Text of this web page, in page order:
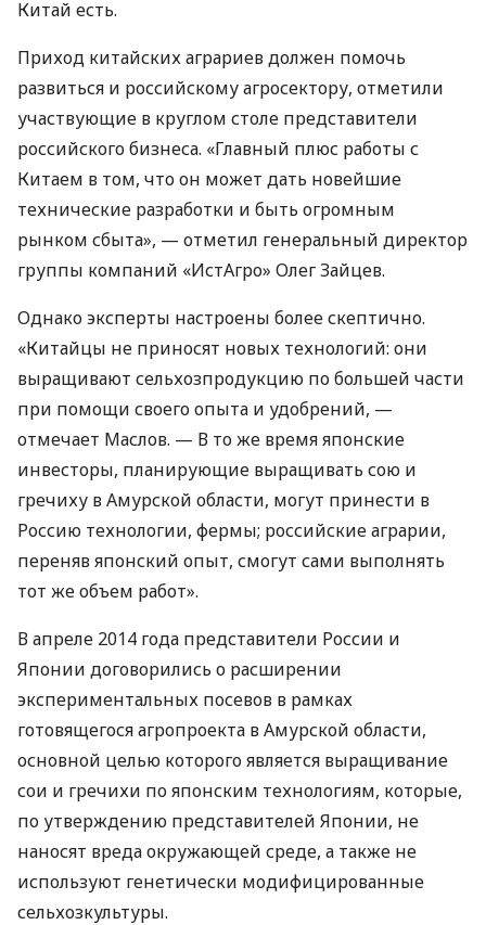
Китай есть.
Приход китайских аграриев должен помочь
развиться и российскому агросектору, отметили
участвующие в круглом столе представители
российского бизнеса. «Главный плюс работы с
Китаем в том, что он может дать новейшие
технические разработки и быть огромным
рынком сбыта», — отметил генеральный директор
группы компаний «ИстАгро» Олег Зайцев.
Однако эксперты настроены более скептично.
«Китайцы не приносят новых технологий: они
выращивают сельхозпродукцию по большей части
при помощи своего опыта и удобрений, —
отмечает Маслов. — В то же время японские
инвесторы, планирующие выращивать сою и
гречиху в Амурской области, могут принести в
Россию технологии, фермы; российские аграрии,
переняв японский опыт, смогут сами выполнять
тот же объем работ».
В апреле 2014 года представители России и
Японии договорились о расширении
экспериментальных посевов в рамках
готовящегося агропроекта в Амурской области,
основной целью которого является выращивание
сои и гречихи по японским технологиям, которые,
по утверждению представителей Японии, не
наносят вреда окружающей среде, а также не
используют генетически модифицированные
сельхозкультуры.